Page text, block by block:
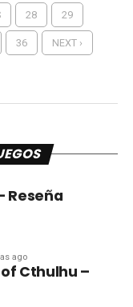
28 29
36 NEXT ›
Reseña
ago
Cthulhu –